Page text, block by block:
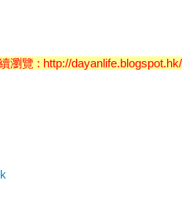
瀏覽 : http://